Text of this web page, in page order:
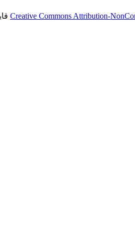
Creative Commons Attribution-